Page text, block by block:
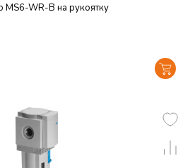
MS6-WR-B на рукоятку